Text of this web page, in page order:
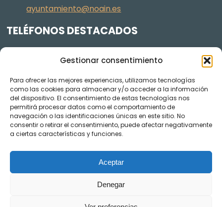
Gestionar consentimiento
Para ofrecer las mejores experiencias, utilizamos tecnologías
como las cookies para almacenar y/o acceder a la información
del dispositivo. El consentimiento de estas tecnologías nos
permitirá procesar datos como el comportamiento de
navegación o las identificaciones únicas en este sitio. No
consentir o retirar el consentimiento, puede afectar negativamente
a ciertas características y funciones.
Aceptar
Denegar
ayuntamiento@noain.es
TELÉFONOS DESTACADOS
605 834 045
948 368 156
Jardinería y Agenda Local 2030
948 074 848
TRANSPARENCIA
Videos de los plenos en YouTube